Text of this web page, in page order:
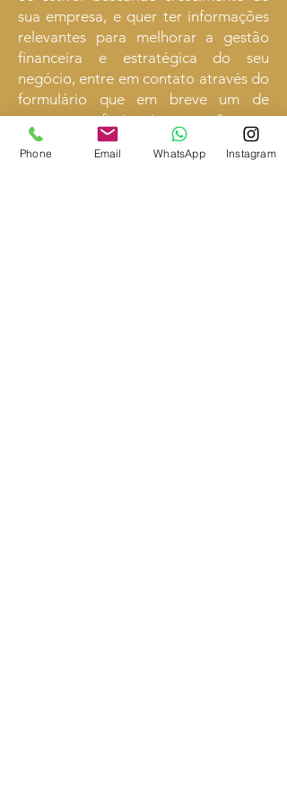
sua empresa, e quer ter informações
relevantes para melhorar a gestão
financeira e estratégica do seu
negócio, entre em contato através do
formulário que em breve um de
nossos profissionais entrarão em
contato.
Phone Email WhatsApp Instagram